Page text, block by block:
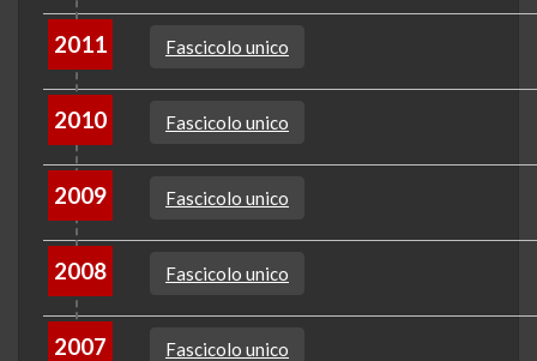
2011 Fascicolo unico
2010 Fascicolo unico
2009 Fascicolo unico
2008 Fascicolo unico
2007 Fascicolo unico